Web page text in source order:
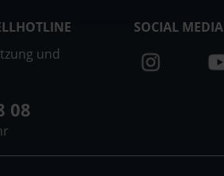
und
08
SOCIAL MEDIA